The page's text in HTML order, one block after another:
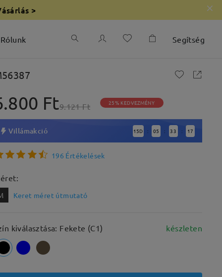
>
Rólunk Segítség
Ft9.121 Ft 25% KEDVEZMÉNY
Villámakció 15D : 05 : 33 : 16
196 Értékelések
Keret méret útmutató
kiválasztása: Fekete (C1) készleten